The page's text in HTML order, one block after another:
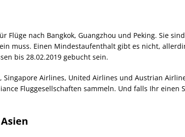
Flüge nach Bangkok, Guangzhou und Peking. Sie
muss. Einen Mindestaufenthalt gibt es nicht,
bis 28.02.2019 gebucht sein.
Airlines, United Airlines und Austrian
Fluggesellschaften sammeln. Und falls Ihr